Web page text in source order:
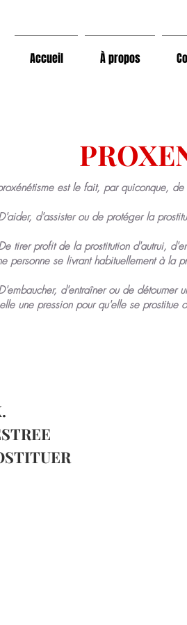
Accueil À propos
est le fait, par quiconque,
d'assister ou de protéger la
tirer profit de la prostitution d'autrui,
personne se livrant habituellement à la
d'entraîner ou de détourner
une pression pour qu'elle se prostitue